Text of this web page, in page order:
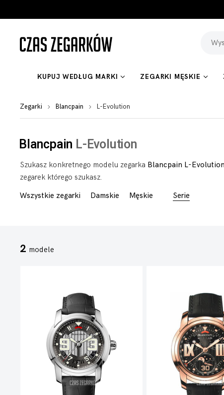
KUPUJ WEDŁUG MARKI ZEGARKI MĘSKIE
Zegarki Blancpain L-Evolution
Blancpain L-Evolution
Szukasz konkretnego modelu zegarka Blancpain L-Evolution
zegarek którego szukasz.
Wszystkie zegarki
Damskie Męskie Serie
2 modele